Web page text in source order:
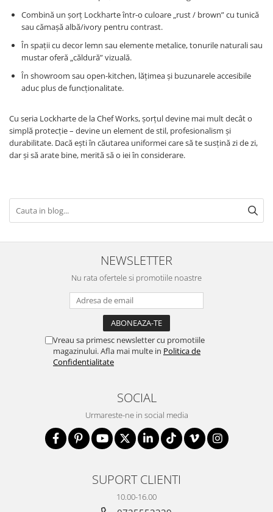
Combină un şorţ Lockharte într-o culoare „rust / brown” cu tunică
sau cămaşă albă/ivory pentru contrast.
În spaţii cu decor lemn sau elemente metalice, tonurile natura­li sau
mustar oferă „căldură” vizuală.
În showroom sau open-kitchen, lăţimea şi buzunarele accesibile
aduc plus de funcţionalitate.
Cu seria Lockharte de la Chef Works, şorţul devine mai mult decât o
simplă protecţie – devine un element de stil, profesionalism şi
durabilitate. Dacă eşti în căutarea uniformei care să te susţină zi de zi,
dar şi să arate bine, merită să o iei în considerare.
NEWSLETTER
Nu rata ofertele si promotiile noastre
Vreau sa primesc newsletter cu promotiile
magazinului. Afla mai multe in Politica de
Confidentialitate
SOCIAL
Urmareste-ne in social media
SUPORT CLIENTI
10.00-16.00